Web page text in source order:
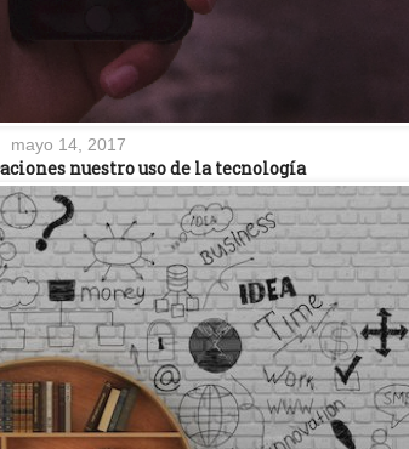
mayo 14, 2017
nuestro uso de la tecnología